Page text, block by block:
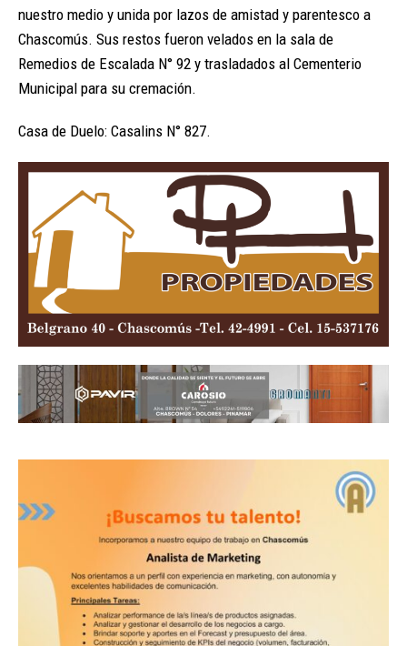
nuestro medio y unida por lazos de amistad y parentesco a
Chascomús. Sus restos fueron velados en la sala de
Remedios de Escalada N° 92 y trasladados al Cementerio
Municipal para su cremación.
Casa de Duelo: Casalins N° 827.